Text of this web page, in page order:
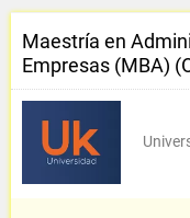
Maestría en
Empresas (MBA)